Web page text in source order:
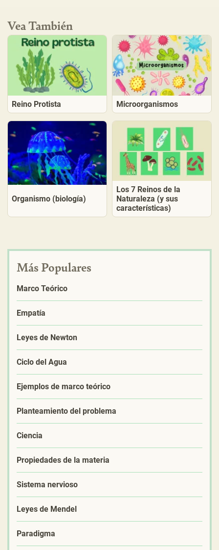
Vea También
Reino Protista Microorganismos
Organismo (biología)
Los 7 Reinos de la
Naturaleza (y sus
características)
Más Populares
Marco Teórico
Empatía
Leyes de Newton
Ciclo del Agua
Ejemplos de marco teórico
Planteamiento del problema
Ciencia
Propiedades de la materia
Sistema nervioso
Leyes de Mendel
Paradigma